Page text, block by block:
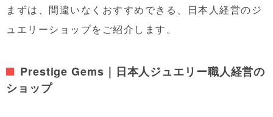
まずは、間違いなくおすすめできる、日本人経営のジ
ュエリーショップをご紹介します。
Prestige Gems｜日本人ジュエリー職人経営の
ショップ